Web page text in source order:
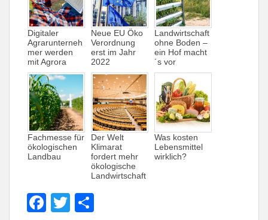
Digitaler
Agrarunterneh
mer werden
mit Agrora
Neue EU Öko
Verordnung
erst im Jahr
2022
Landwirtschaft
ohne Boden –
ein Hof macht
´s vor
Fachmesse für
ökologischen
Landbau
Der Welt
Klimarat
fordert mehr
ökologische
Landwirtschaft
Was kosten
Lebensmittel
wirklich?
F T